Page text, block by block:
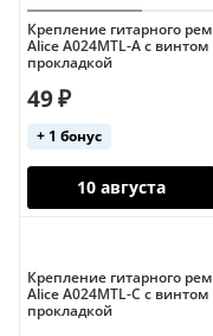
Schaller
Крепление гитарного
Alice A024MTL-A с винтом
прокладкой
49 ₽
+ 1 бонус
10 августа
Крепление гитарного
Alice A024MTL-C с винтом
прокладкой